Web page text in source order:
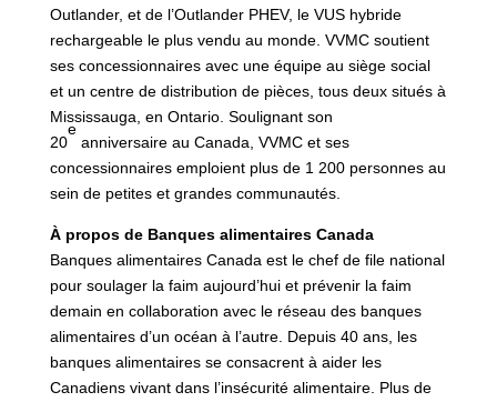
Outlander, et de l’Outlander PHEV, le VUS hybride
rechargeable le plus vendu au monde. VVMC soutient
ses concessionnaires avec une équipe au siège social
et un centre de distribution de pièces, tous deux situés à
Mississauga, en Ontario. Soulignant son
20
e
anniversaire au Canada, VVMC et ses
concessionnaires emploient plus de 1 200 personnes au
sein de petites et grandes communautés.
À propos de Banques alimentaires Canada
Banques alimentaires Canada est le chef de file national
pour soulager la faim aujourd’hui et prévenir la faim
demain en collaboration avec le réseau des banques
alimentaires d’un océan à l’autre. Depuis 40 ans, les
banques alimentaires se consacrent à aider les
Canadiens vivant dans l’insécurité alimentaire. Plus de